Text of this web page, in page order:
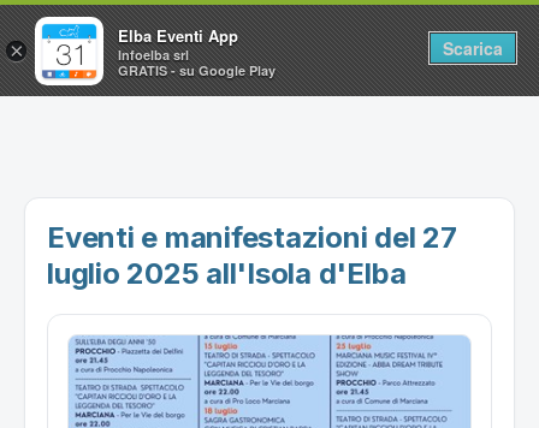
Home
Utilità
Vacanze all'Isola d'Elba
Eventi e manifestazioni del 27
luglio 2025 all'Isola d'Elba
×
Elba Eventi App
Infoelba srl
GRATIS - su Google Play
Scarica